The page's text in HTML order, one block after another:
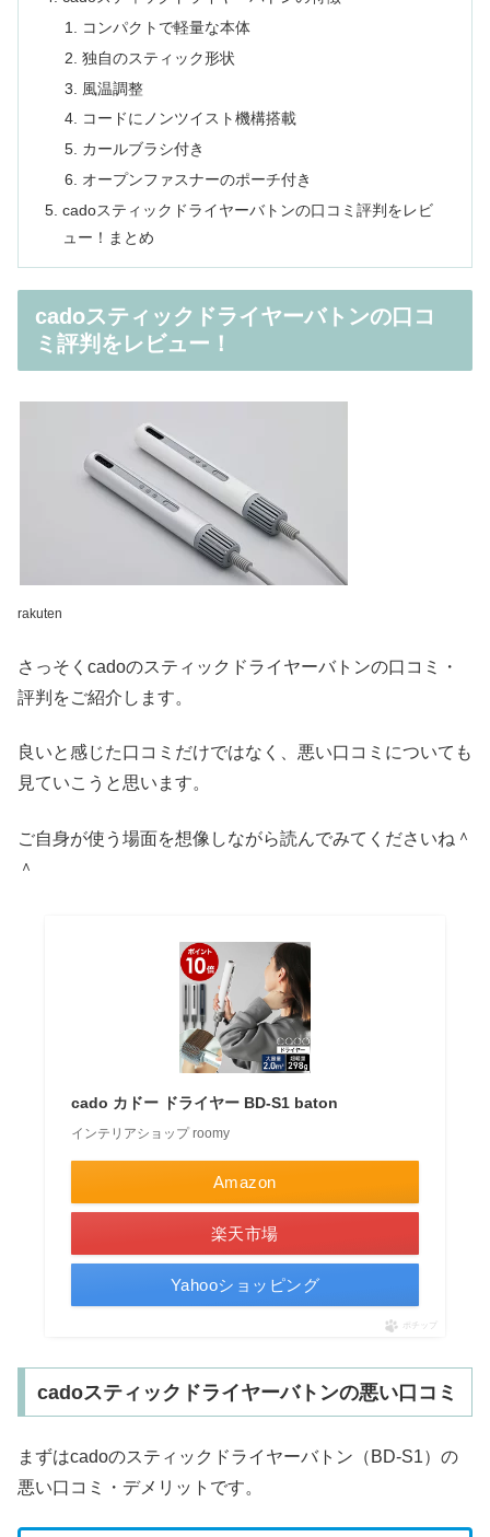
コンパクトで軽量な本体
独自のスティック形状
風温調整
コードにノンツイスト機構搭載
カールブラシ付き
オープンファスナーのポーチ付き
cadoスティックドライヤーバトンの口コミ評判をレビ
ュー！まとめ
cadoスティックドライヤーバトンの口コ
ミ評判をレビュー！
rakuten
さっそくcadoのスティックドライヤーバトンの口コミ・
評判をご紹介します。
良いと感じた口コミだけではなく、悪い口コミについても
見ていこうと思います。
ご自身が使う場面を想像しながら読んでみてくださいね＾
＾
cado カドー ドライヤー BD-S1 baton
インテリアショップ roomy
Amazon
楽天市場
Yahooショッピング
ポチップ
cadoスティックドライヤーバトンの悪い口コミ
まずはcadoのスティックドライヤーバトン（BD-S1）の
悪い口コミ・デメリットです。